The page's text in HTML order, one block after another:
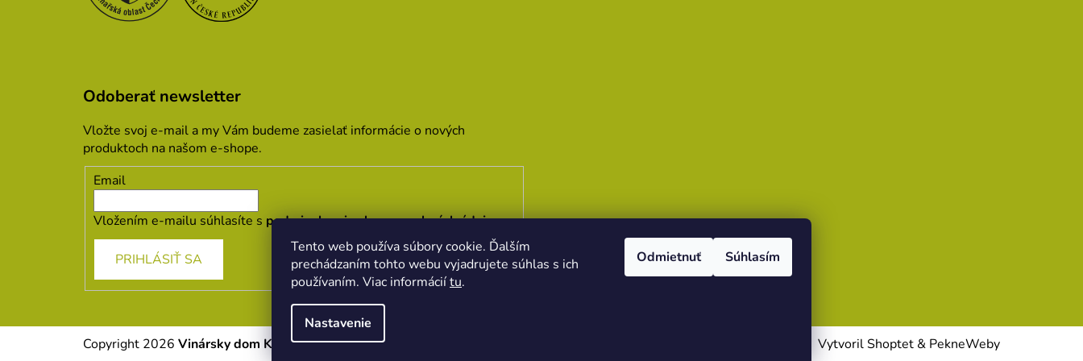
Tento web používa súbory cookie. Ďalším
prechádzaním tohto webu vyjadrujete súhlas s ich
používaním. Viac informáciítu.
Nastavenie
Odmietnuť Súhlasím
Odoberať newsletter
Vložte svoj e-mail a my Vám budeme zasielať informácie o nových
produktoch na našom e-shope.
Email
Vložením e-mailu súhlasíte s podmienkami ochrany osobných údajov
PRIHLÁSIŤ SA
Vytvoril Shoptet & PekneWeby
Copyright 2026 Vinársky dom Kopecek. Všetky práva vyhradené.